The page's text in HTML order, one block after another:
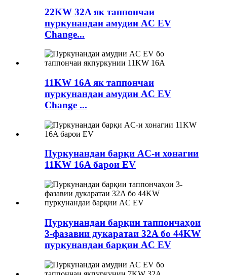
22KW 32A як таппончаи
пуркунандаи амудии AC EV
Change...
11KW 16A як таппончаи
пуркунандаи амудии AC EV
Change ...
Пуркунандаи барқи AC-и хонагии
11KW 16A барои EV
Пуркунандаи барқии таппончаҳои
3-фазавии дукаратаи 32A бо 44KW
пуркунандаи барқии AC EV